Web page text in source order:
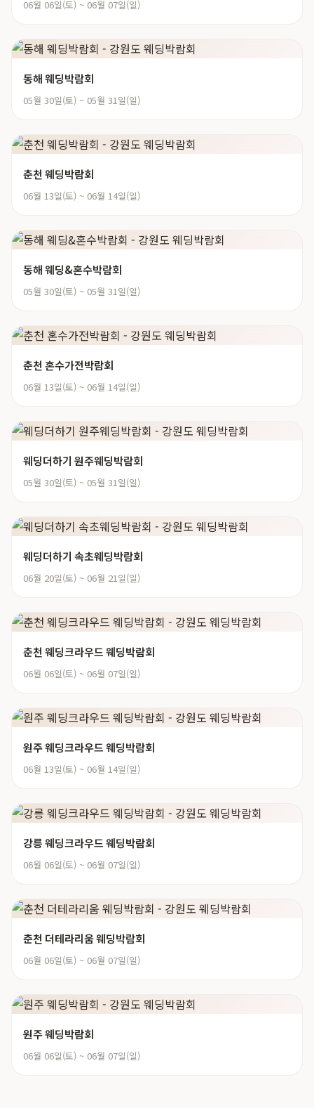
06월 06일(토) ~ 06월 07일(일)
동해 웨딩박람회
05월 30일(토) ~ 05월 31일(일)
춘천 웨딩박람회
06월 13일(토) ~ 06월 14일(일)
동해 웨딩&혼수박람회
05월 30일(토) ~ 05월 31일(일)
춘천 혼수가전박람회
06월 13일(토) ~ 06월 14일(일)
웨딩더하기 원주웨딩박람회
05월 30일(토) ~ 05월 31일(일)
웨딩더하기 속초웨딩박람회
06월 20일(토) ~ 06월 21일(일)
춘천 웨딩크라우드 웨딩박람회
06월 06일(토) ~ 06월 07일(일)
원주 웨딩크라우드 웨딩박람회
06월 13일(토) ~ 06월 14일(일)
강릉 웨딩크라우드 웨딩박람회
06월 06일(토) ~ 06월 07일(일)
춘천 더테라리움 웨딩박람회
06월 06일(토) ~ 06월 07일(일)
원주 웨딩박람회
06월 06일(토) ~ 06월 07일(일)